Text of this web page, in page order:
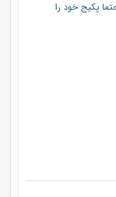
پکیج خود را